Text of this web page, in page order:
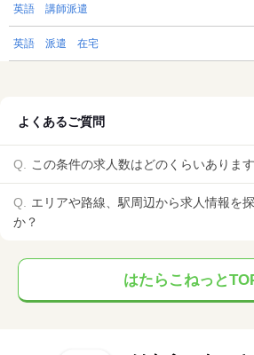
英語 講師派遣
英語 派遣 在宅
よくあるご質問
この条件の求人数はどのくらいありま
エリアや路線、駅周辺から求人情報を
か？
はたらこねっと